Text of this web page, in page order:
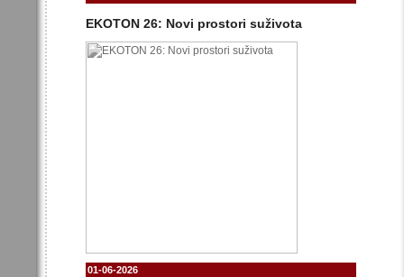
EKOTON 26: Novi prostori suživota
01-06-2026